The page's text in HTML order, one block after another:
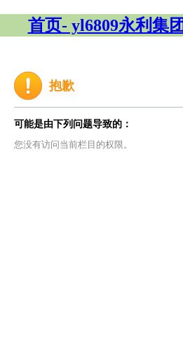
首页- yl6809永利集
抱歉
可能是由下列问题导致的：
您没有访问当前栏目的权限。